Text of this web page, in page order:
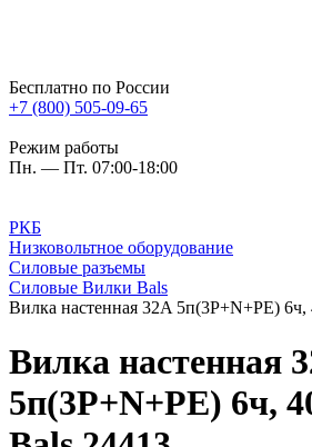
Бесплатно по России
+7 (800) 505-09-65
Режим работы
Пн. — Пт. 07:00-18:00
РКБ
Низковольтное оборудование
Силовые разъемы
Силовые Вилки Bals
Вилка настенная 32A 5п(3P+N+PE)
Вилка настенная
5п(3P+N+PE) 6ч,